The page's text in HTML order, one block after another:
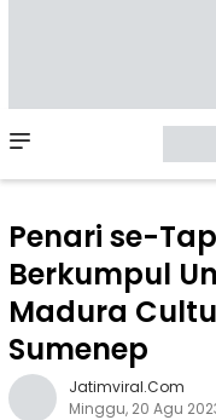
Menu
Penari se-
Berkumpul
Madura
Sumenep
Jatimviral.com
Minggu, 20 Agu